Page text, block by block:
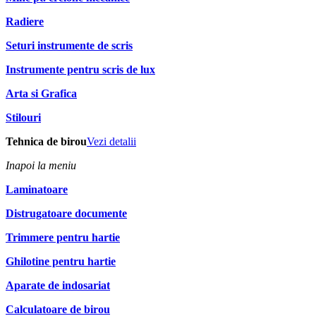
Radiere
Seturi instrumente de scris
Instrumente pentru scris de lux
Arta si Grafica
Stilouri
Tehnica de birouVezi detalii
Inapoi la meniu
Laminatoare
Distrugatoare documente
Trimmere pentru hartie
Ghilotine pentru hartie
Aparate de indosariat
Calculatoare de birou